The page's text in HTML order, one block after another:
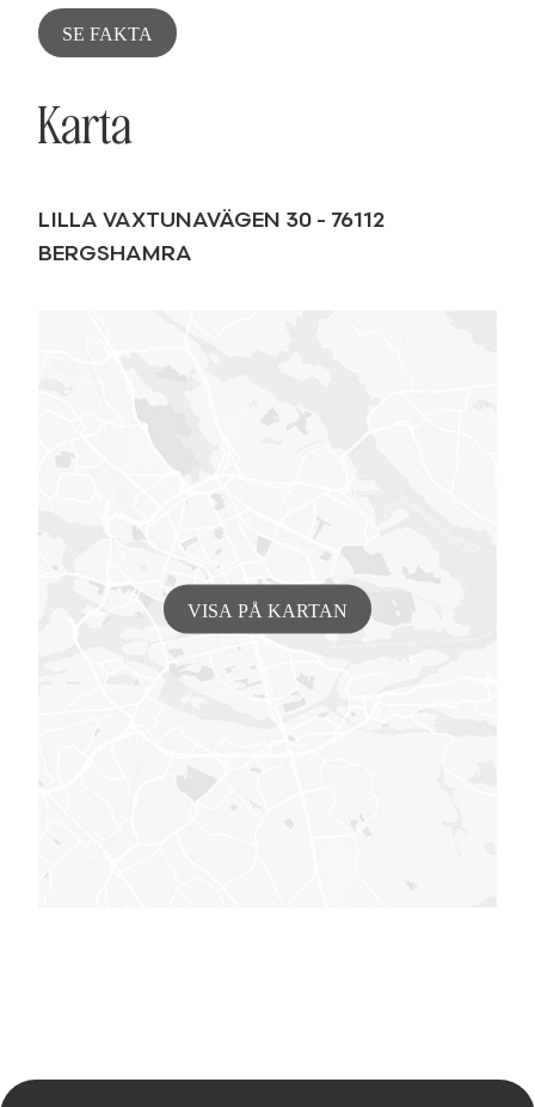
SE FAKTA
Karta
LILLA VAXTUNAVÄGEN 30 - 76112
BERGSHAMRA
VISA PÅ KARTAN